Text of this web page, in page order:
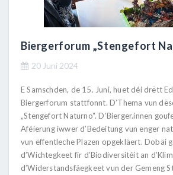
Biergerforum „Stengefort
20 Juni 2024
E Samschden, de 15. Juni, huet déi drëtt
Biergerforum stattfonnt. D’Thema vun
„Stengefort Naturno“. D’Bierger.innen
Aféierung iwwer d’Bedeitung vun enger
vun ëffentleche Plazen opgekläert. Dobäi
d’Wichtegkeet fir d’Biodiversitéit an
d’Widerstandsfäegkeet vun der Gemeng